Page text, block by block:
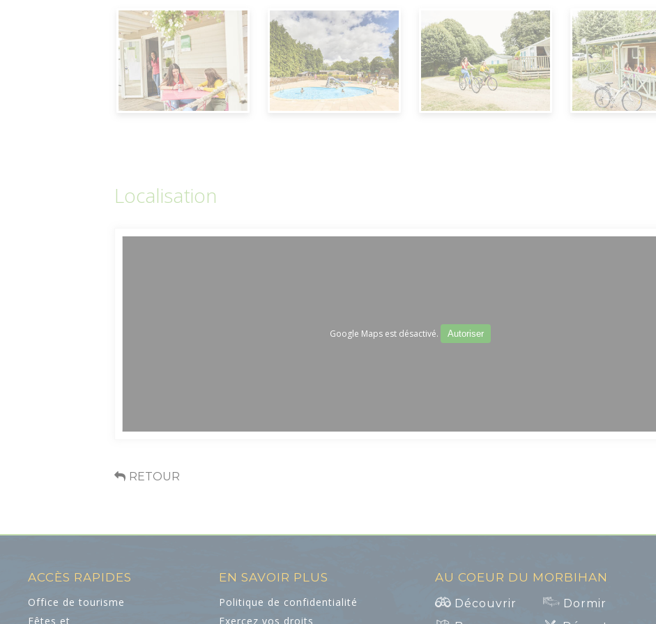
Localisation
Google Maps est désactivé. Autoriser
RETOUR
ACCÈS RAPIDES
Office de tourisme
Fêtes et
EN SAVOIR PLUS
Politique de confidentialité
Exercez vos droits
AU COEUR DU MORBIHAN
Découvrir
Dormir